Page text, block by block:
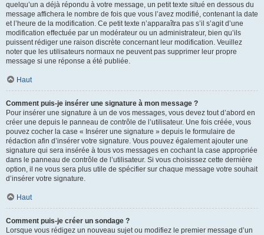
quelqu’un a déjà répondu à votre message, un petit texte situé en dessous du
message affichera le nombre de fois que vous l’avez modifié, contenant la date
et l’heure de la modification. Ce petit texte n’apparaîtra pas s’il s’agit d’une
modification effectuée par un modérateur ou un administrateur, bien qu’ils
puissent rédiger une raison discrète concernant leur modification. Veuillez
noter que les utilisateurs normaux ne peuvent pas supprimer leur propre
message si une réponse a été publiée.
Haut
Comment puis-je insérer une signature à mon message ?
Pour insérer une signature à un de vos messages, vous devez tout d’abord en
créer une depuis le panneau de contrôle de l’utilisateur. Une fois créée, vous
pouvez cocher la case « Insérer une signature » depuis le formulaire de
rédaction afin d’insérer votre signature. Vous pouvez également ajouter une
signature qui sera insérée à tous vos messages en cochant la case appropriée
dans le panneau de contrôle de l’utilisateur. Si vous choisissez cette dernière
option, il ne vous sera plus utile de spécifier sur chaque message votre souhait
d’insérer votre signature.
Haut
Comment puis-je créer un sondage ?
Lorsque vous rédigez un nouveau sujet ou modifiez le premier message d’un